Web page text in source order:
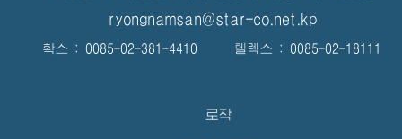
ryongnamsan@star-co.net.kp
확스 : 0085-02-381-4410 텔렉스 : 0085-02-18111
로작